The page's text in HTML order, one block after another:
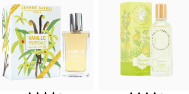
d
e
n
i
ý
p